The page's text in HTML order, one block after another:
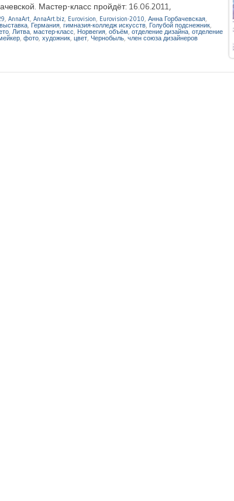
Мастер-класс пройдёт: 16.06.2011,
AnnaArt AnnaArt.biz Eurovision Eurovision-2010 Анна Горбачевская
выставка ,Германия гимназия-колледж искусств Голубой подснежник
Литва мастер-класс Норвегия объём,отделение дизайна отделение
фото художник цвет Чернобыль член союза дизайнеров